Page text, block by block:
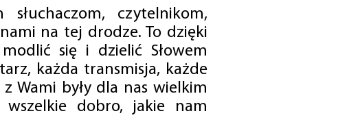
czytelnikom,
na tej drodze. To dzięki
się i dzielić Słowem
każda transmisja, każde
Wami były dla nas wielkim
dobro, jakie nam